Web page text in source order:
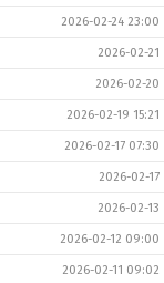
2026-02-24 23:00
2026-02-21
2026-02-20
2026-02-19 15:21
2026-02-17 07:30
2026-02-17
2026-02-13
2026-02-12 09:00
2026-02-11 09:02